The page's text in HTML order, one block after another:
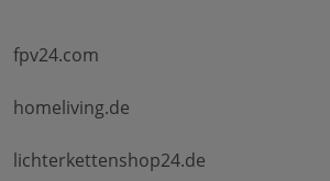
fpv24.com
homeliving.de
lichterkettenshop24.de